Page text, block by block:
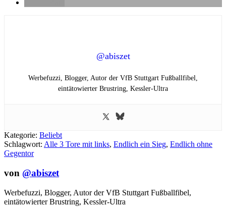
@abiszet
Werbefuzzi, Blogger, Autor der VfB Stuttgart Fußballfibel,
eintätowierter Brustring, Kessler-Ultra
Kategorie: Beliebt
Schlagwort: Alle 3 Tore mit links, Endlich ein Sieg, Endlich ohne
Gegentor
von @abiszet
Werbefuzzi, Blogger, Autor der VfB Stuttgart Fußballfibel,
eintätowierter Brustring, Kessler-Ultra